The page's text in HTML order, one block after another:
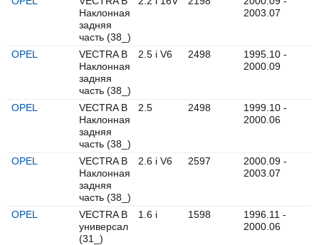
Наклонная
задняя
часть (38_)
2003.07
OPEL
VECTRA B
Наклонная
задняя
часть (38_)
2.5 i V6 2498
1995.10 -
2000.09
OPEL
VECTRA B
Наклонная
задняя
часть (38_)
2.5 2498
1999.10 -
2000.06
OPEL
VECTRA B
Наклонная
задняя
часть (38_)
2.6 i V6 2597
2000.09 -
2003.07
OPEL
VECTRA B
универсал
(31_)
1.6 i 1598
1996.11 -
2000.06